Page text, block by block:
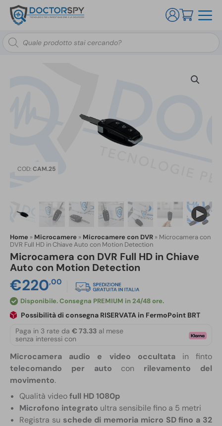
Ricerca
prodotti
COD:CAM.25
Home » Microcamere » Microcamere con DVR » Microcamera con
DVR Full HD in Chiave Auto con Motion Detection
Microcamera con DVR Full HD in Chiave
Auto con Motion Detection
€220,00
Disponibile
Possibilità di consegna RISERVATA in FermoPoint BRT
Paga in 3 rate da € 73.33 al mese
senza interessi con
Microcamera audio e video occultatain finto
telecomando per auto con rilevamento del
movimento.
Qualità videofull HD 1080p
Microfono integrato ultra sensibile fino a 5 metri
Registra su schede di memoria micro SD fino a 32